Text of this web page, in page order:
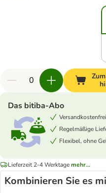
Das bitiba-Abo
Regelmäßige
Flexibel, ohne
Lieferzeit 2-4 Werktagemehr...
Kombinieren Sie es